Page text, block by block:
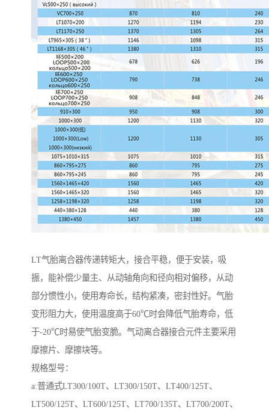
LT气胎离合器传递转矩大，接合平稳，便于安装，吸
振，能补偿少量主、从动轴角向和径向相对偏移，从动
部分惯性小，使用寿命长，结构紧凑，密封性好。气胎
变形阻力大，使用温度高于60℃时会降低气胎寿命，低
于-20℃时易使气胎变脆。气动离合器接合元件主要采用
摩擦片、摩擦块等。
规格型号：
a:普通式LT300/100T、LT300/150T、LT400/125T、
LT500/125T、LT600/125T、LT700/135T、LT700/200T、